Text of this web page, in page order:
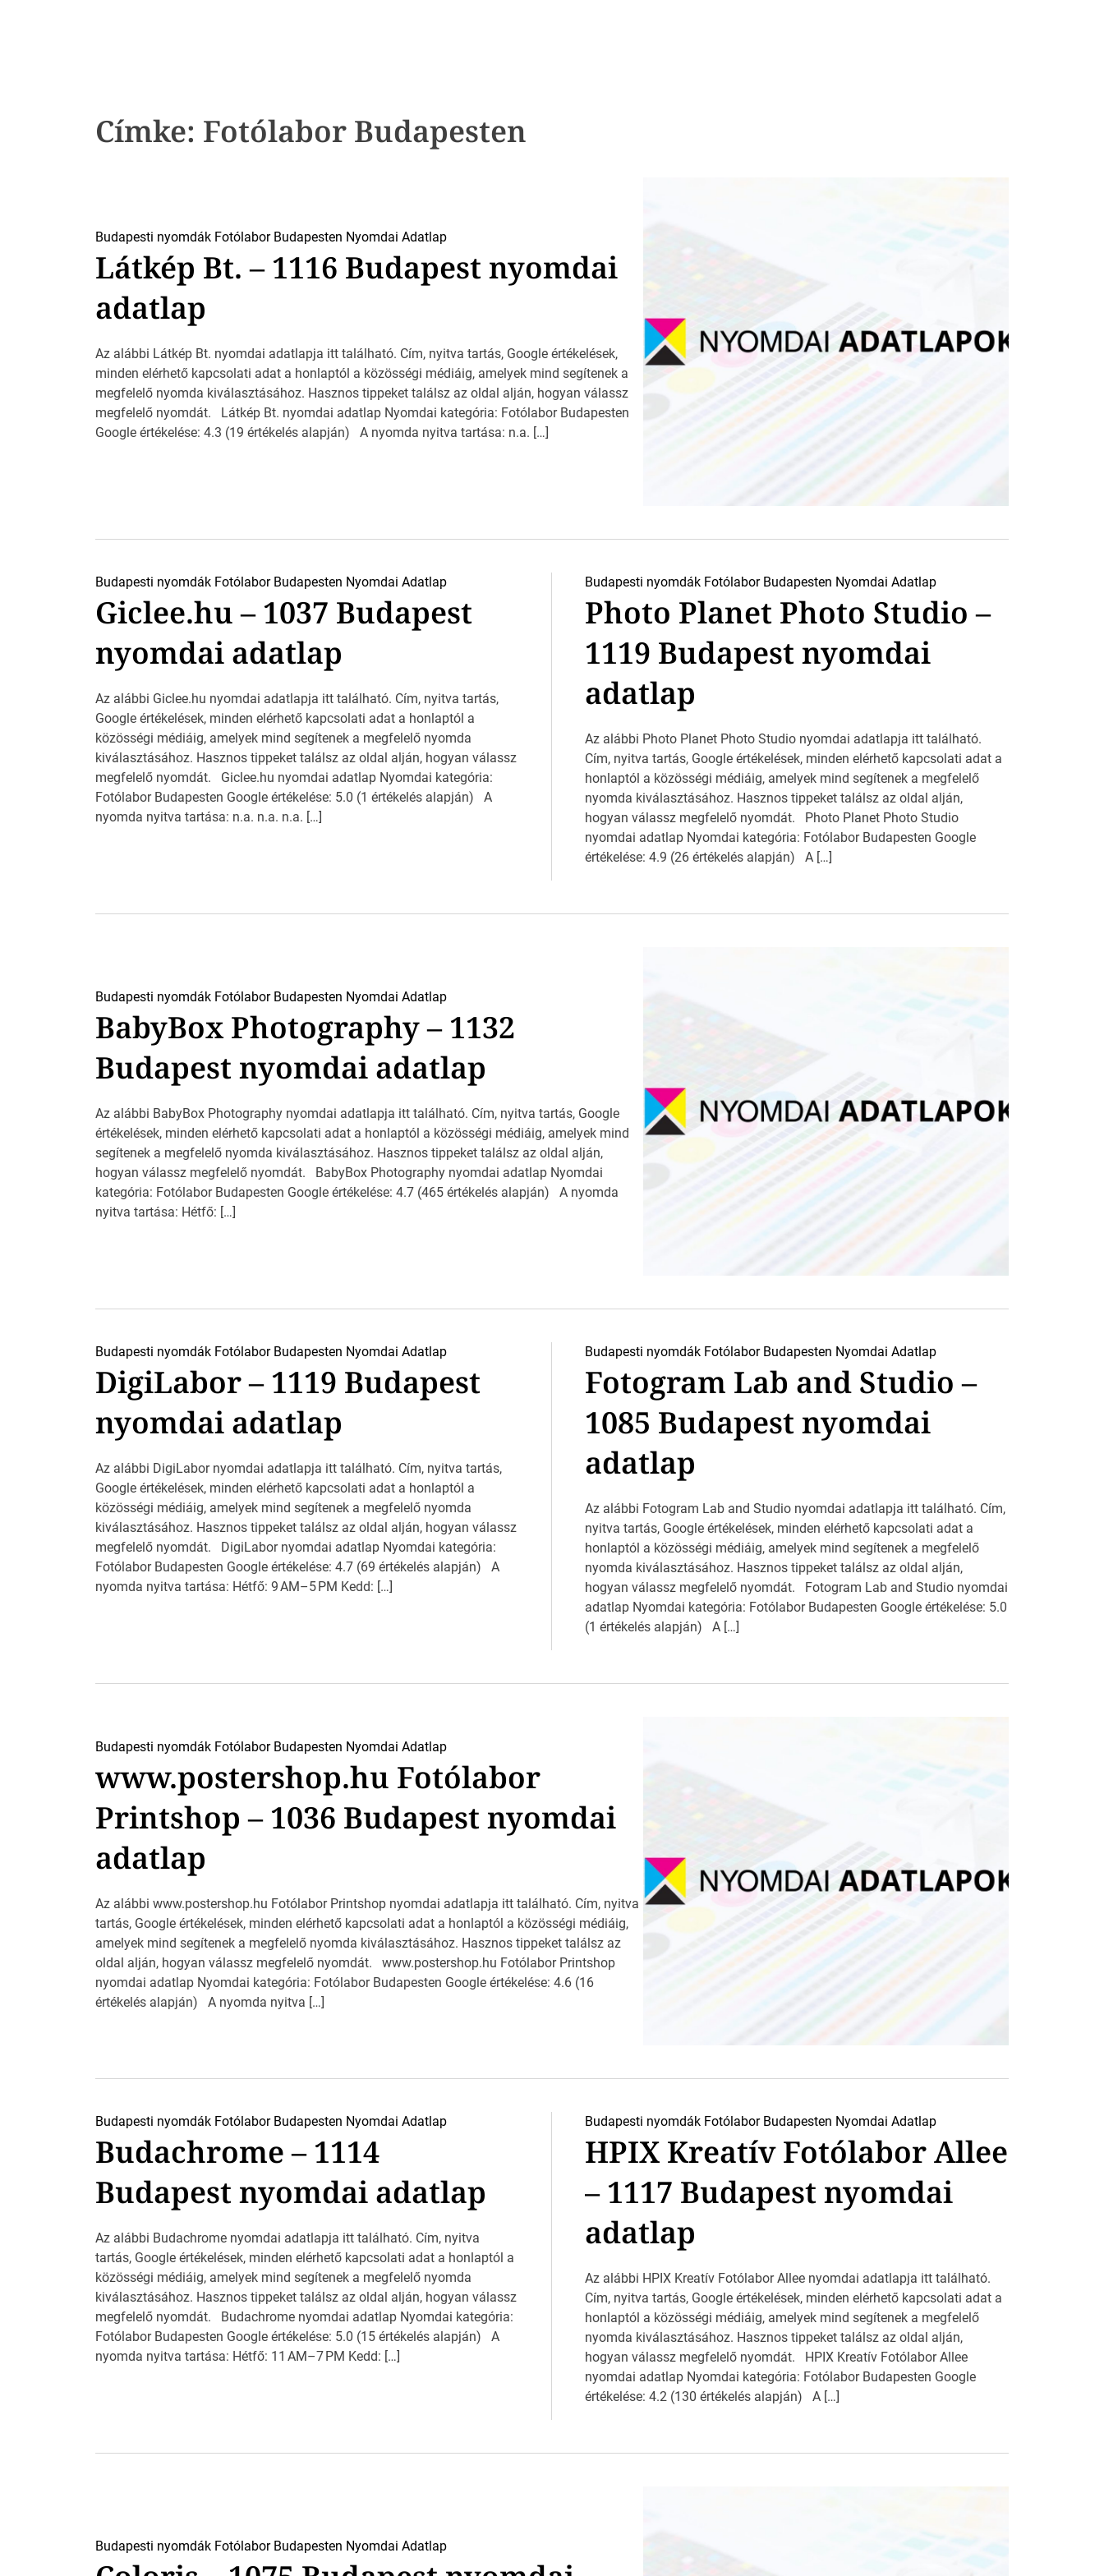
Címke: Fotólabor Budapesten
Budapesti nyomdák Fotólabor Budapesten Nyomdai Adatlap
Látkép Bt. – 1116 Budapest nyomdai
adatlap
Az alábbi Látkép Bt. nyomdai adatlapja itt található. Cím, nyitva tartás, Google értékelések,
minden elérhető kapcsolati adat a honlaptól a közösségi médiáig, amelyek mind segítenek a
megfelelő nyomda kiválasztásához. Hasznos tippeket találsz az oldal alján, hogyan válassz
megfelelő nyomdát. Látkép Bt. nyomdai adatlap Nyomdai kategória: Fotólabor Budapesten
Google értékelése: 4.3 (19 értékelés alapján) A nyomda nyitva tartása: n.a. […]
Budapesti nyomdák Fotólabor Budapesten Nyomdai Adatlap
Giclee.hu – 1037 Budapest
nyomdai adatlap
Az alábbi Giclee.hu nyomdai adatlapja itt található. Cím, nyitva tartás,
Google értékelések, minden elérhető kapcsolati adat a honlaptól a
közösségi médiáig, amelyek mind segítenek a megfelelő nyomda
kiválasztásához. Hasznos tippeket találsz az oldal alján, hogyan válassz
megfelelő nyomdát. Giclee.hu nyomdai adatlap Nyomdai kategória:
Fotólabor Budapesten Google értékelése: 5.0 (1 értékelés alapján) A
nyomda nyitva tartása: n.a. n.a. n.a. […]
Budapesti nyomdák Fotólabor Budapesten Nyomdai Adatlap
Photo Planet Photo Studio –
1119 Budapest nyomdai
adatlap
Az alábbi Photo Planet Photo Studio nyomdai adatlapja itt található.
Cím, nyitva tartás, Google értékelések, minden elérhető kapcsolati adat a
honlaptól a közösségi médiáig, amelyek mind segítenek a megfelelő
nyomda kiválasztásához. Hasznos tippeket találsz az oldal alján,
hogyan válassz megfelelő nyomdát. Photo Planet Photo Studio
nyomdai adatlap Nyomdai kategória: Fotólabor Budapesten Google
értékelése: 4.9 (26 értékelés alapján) A […]
Budapesti nyomdák Fotólabor Budapesten Nyomdai Adatlap
BabyBox Photography – 1132
Budapest nyomdai adatlap
Az alábbi BabyBox Photography nyomdai adatlapja itt található. Cím, nyitva tartás, Google
értékelések, minden elérhető kapcsolati adat a honlaptól a közösségi médiáig, amelyek mind
segítenek a megfelelő nyomda kiválasztásához. Hasznos tippeket találsz az oldal alján,
hogyan válassz megfelelő nyomdát. BabyBox Photography nyomdai adatlap Nyomdai
kategória: Fotólabor Budapesten Google értékelése: 4.7 (465 értékelés alapján) A nyomda
nyitva tartása: Hétfő: […]
Budapesti nyomdák Fotólabor Budapesten Nyomdai Adatlap
DigiLabor – 1119 Budapest
nyomdai adatlap
Az alábbi DigiLabor nyomdai adatlapja itt található. Cím, nyitva tartás,
Google értékelések, minden elérhető kapcsolati adat a honlaptól a
közösségi médiáig, amelyek mind segítenek a megfelelő nyomda
kiválasztásához. Hasznos tippeket találsz az oldal alján, hogyan válassz
megfelelő nyomdát. DigiLabor nyomdai adatlap Nyomdai kategória:
Fotólabor Budapesten Google értékelése: 4.7 (69 értékelés alapján) A
nyomda nyitva tartása: Hétfő: 9 AM–5 PM Kedd: […]
Budapesti nyomdák Fotólabor Budapesten Nyomdai Adatlap
Fotogram Lab and Studio –
1085 Budapest nyomdai
adatlap
Az alábbi Fotogram Lab and Studio nyomdai adatlapja itt található. Cím,
nyitva tartás, Google értékelések, minden elérhető kapcsolati adat a
honlaptól a közösségi médiáig, amelyek mind segítenek a megfelelő
nyomda kiválasztásához. Hasznos tippeket találsz az oldal alján,
hogyan válassz megfelelő nyomdát. Fotogram Lab and Studio nyomdai
adatlap Nyomdai kategória: Fotólabor Budapesten Google értékelése: 5.0
(1 értékelés alapján) A […]
Budapesti nyomdák Fotólabor Budapesten Nyomdai Adatlap
www.postershop.hu Fotólabor
Printshop – 1036 Budapest nyomdai
adatlap
Az alábbi www.postershop.hu Fotólabor Printshop nyomdai adatlapja itt található. Cím, nyitva
tartás, Google értékelések, minden elérhető kapcsolati adat a honlaptól a közösségi médiáig,
amelyek mind segítenek a megfelelő nyomda kiválasztásához. Hasznos tippeket találsz az
oldal alján, hogyan válassz megfelelő nyomdát. www.postershop.hu Fotólabor Printshop
nyomdai adatlap Nyomdai kategória: Fotólabor Budapesten Google értékelése: 4.6 (16
értékelés alapján) A nyomda nyitva […]
Budapesti nyomdák Fotólabor Budapesten Nyomdai Adatlap
Budachrome – 1114
Budapest nyomdai adatlap
Az alábbi Budachrome nyomdai adatlapja itt található. Cím, nyitva
tartás, Google értékelések, minden elérhető kapcsolati adat a honlaptól a
közösségi médiáig, amelyek mind segítenek a megfelelő nyomda
kiválasztásához. Hasznos tippeket találsz az oldal alján, hogyan válassz
megfelelő nyomdát. Budachrome nyomdai adatlap Nyomdai kategória:
Fotólabor Budapesten Google értékelése: 5.0 (15 értékelés alapján) A
nyomda nyitva tartása: Hétfő: 11 AM–7 PM Kedd: […]
Budapesti nyomdák Fotólabor Budapesten Nyomdai Adatlap
HPIX Kreatív Fotólabor Allee
– 1117 Budapest nyomdai
adatlap
Az alábbi HPIX Kreatív Fotólabor Allee nyomdai adatlapja itt található.
Cím, nyitva tartás, Google értékelések, minden elérhető kapcsolati adat a
honlaptól a közösségi médiáig, amelyek mind segítenek a megfelelő
nyomda kiválasztásához. Hasznos tippeket találsz az oldal alján,
hogyan válassz megfelelő nyomdát. HPIX Kreatív Fotólabor Allee
nyomdai adatlap Nyomdai kategória: Fotólabor Budapesten Google
értékelése: 4.2 (130 értékelés alapján) A […]
Budapesti nyomdák Fotólabor Budapesten Nyomdai Adatlap